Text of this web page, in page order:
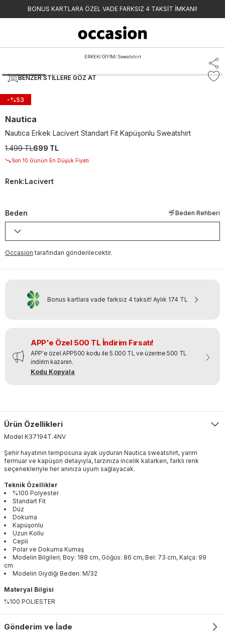
BONUS KARTLARA ÖZEL VADE FARKSIZ 4 TAKSİT İMKANI!
ERKEK/ GİYİM/ Sweatshirt
BENZER STILLERE GÖZ AT
-%53
Nautica
Nautica Erkek Lacivert Standart Fit Kapüşonlu Sweatshirt
1.499 TL699 TL
Son 10 Günün En Düşük Fiyatı
Renk:Lacivert
Beden Beden Rehberi
Occasion tarafından gönderilecektir.
Bonus kartlara vade farksız 4 taksit! Aylık 174 TL
APP'e Özel 500 TL İndirim Fırsatı!
APP'e özel APP500 kodu ile 5.000 TL ve üzerine 500 TL
indirim kazanın.
Kodu Kopyala
Ürün Özellikleri
Model K37194T.4NV
Şehir hayatının temposuna ayak uyduran Nautica sweatshirt, yarım
fermuar ve kapüşon detayıyla, tarzınıza incelik katarken, farklı renk
seçenekleriyle her anınıza uyum sağlayacak.
Teknik Özellikler
%100 Polyester
Standart Fit
Düz
Dokuma
Kapüşonlu
Uzun Kollu
Cepli
Polar ve Dokuma Kumaş
Modelin Bilgileri; Boy: 188 cm, Göğüs: 86 cm, Bel: 73 cm, Kalça: 99
cm
Modelin Giydiği Beden: M/32
Materyal Bilgisi
%100 POLIESTER
Gönderim ve İade